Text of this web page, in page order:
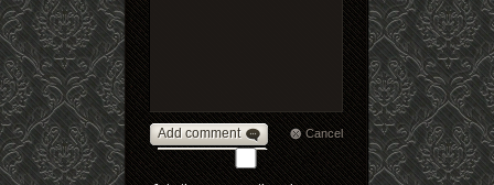
Add comment Cancel